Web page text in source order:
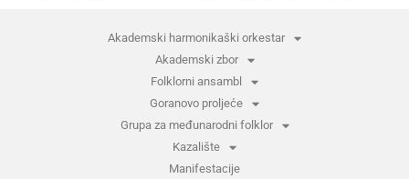
Akademski harmonikaški orkestar
Akademski zbor
Folklorni ansambl
Goranovo proljeće
Grupa za međunarodni folklor
Kazalište
Manifestacije